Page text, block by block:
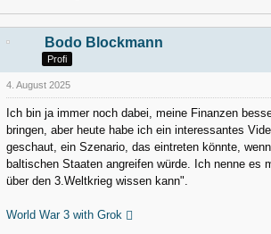
Bodo Blockmann
Profi
4. August 2025
Ich bin ja immer noch dabei, meine Finanzen
bringen, aber heute habe ich ein interessantes
geschaut, ein Szenario, das eintreten könnte,
baltischen Staaten angreifen würde. Ich nenne es
über den 3.Weltkrieg wissen kann".
World War 3 with Grok